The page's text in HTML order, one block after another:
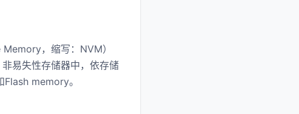
，缩写：NVM）
易失性存储器中，依存储
memory。